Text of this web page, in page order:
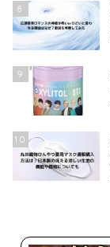
8
9
10